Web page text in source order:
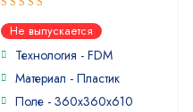
4out of
5Не выпускается
Технология - FDM
Материал - Пластик
Поле - 360x360x610